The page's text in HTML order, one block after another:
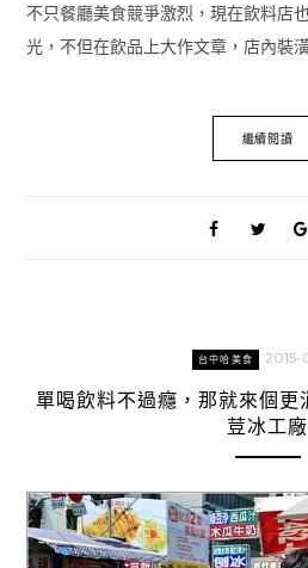
不只餐廳美食競爭激烈，現在飲料店
光，不但在飲品上大作文章，店內裝
繼續閱讀
台中哈美食
單喝飲料不過癮，那就來個更
荳冰工廠